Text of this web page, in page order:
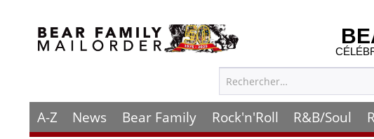
A-Z News Bear Family Rock'n'Roll R&B/Soul